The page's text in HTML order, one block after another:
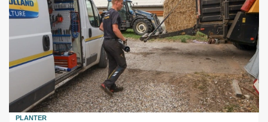
PLANTER